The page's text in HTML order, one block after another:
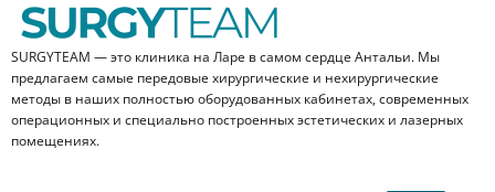
SURGYTEAM — это клиника на Ларе в самом сердце Антальи. Мы
предлагаем самые передовые хирургические и нехирургические
методы в наших полностью оборудованных кабинетах, современных
операционных и специально построенных эстетических и лазерных
помещениях.